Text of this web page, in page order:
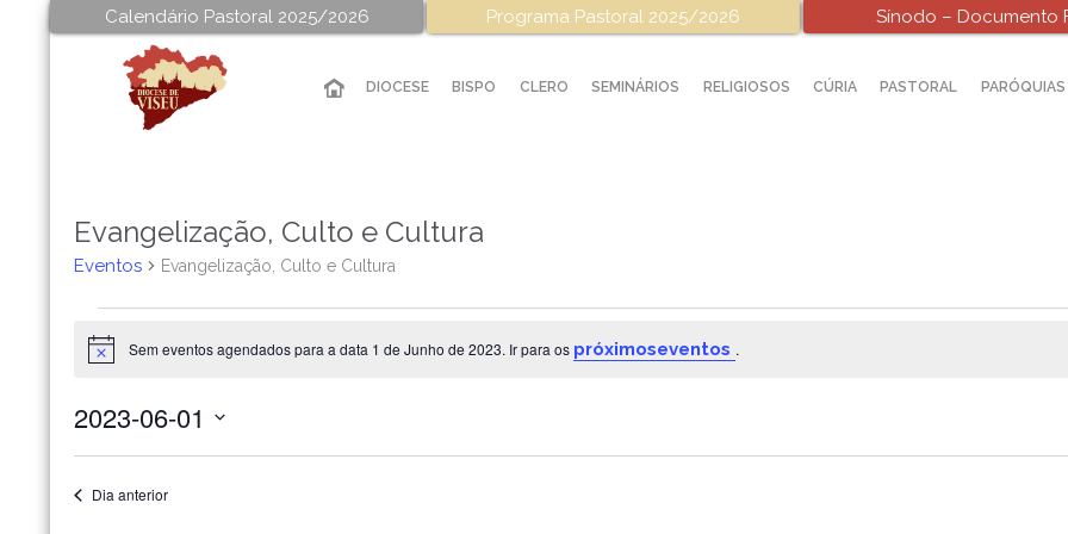
Calendário Pastoral 2025/2026 Programa Pastoral 2025/2026 Sínodo – Documento
DIOCESE BISPO CLERO SEMINÁRIOS RELIGIOSOS CÚRIA PASTORAL PARÓQUIAS
Evangelização, Culto e Cultura
Eventos Evangelização, Culto e Cultura
Eventos
for
de
Junho
de
Aviso Sem eventos agendados para a data 1 de Junho de 2023. Ir para os próximoseventos .
2023-06-01
data.Dia anterior